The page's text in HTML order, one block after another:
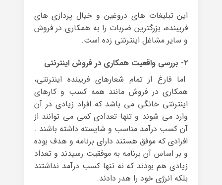
این تبلیغات های دروغین و خیال پردازی های
فریبنده، بزرگترین ضربات را به همکاری در فروش
و سایر مشاغل اینترنتی زده است.
۲- بررسی واقعیت همکاری در فروش اینترنتی
اما فارغ از تمام شعارهای فریبنده اینترنتی،
همکاری در فروش مانند همه کسب و کارهای
اینترنتی خانگی می باشد که افراد زیادی در آن
وارد می شوند و تنها تعدادی کمی می توانند از
آن کسب درآمد مناسب و شایسته داشته باشند .
افرادی که موفق هستند دارای برنامه و هدف بوده
و بر اساس آن برنامه به موفقیت رسیدند و تعداد
زیادی هم بودند که نه تنها کسب درآمد نداشتند
بلکه انرژی خود را هدر دادند.